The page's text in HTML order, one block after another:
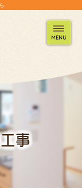
MENU
事